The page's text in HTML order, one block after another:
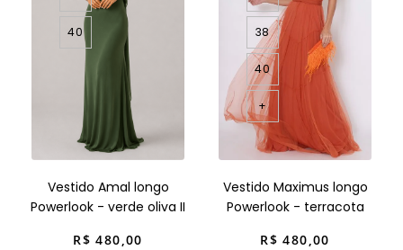
40
Vestido Amal longo
Powerlook - verde oliva II
R$ 480,00
38
40
+
Vestido Maximus longo
Powerlook - terracota
R$ 480,00